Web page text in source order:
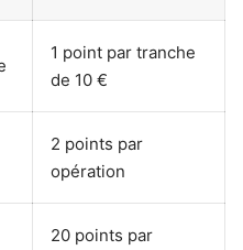
1 point par tranche
de 10 €
2 points par
opération
20 points par